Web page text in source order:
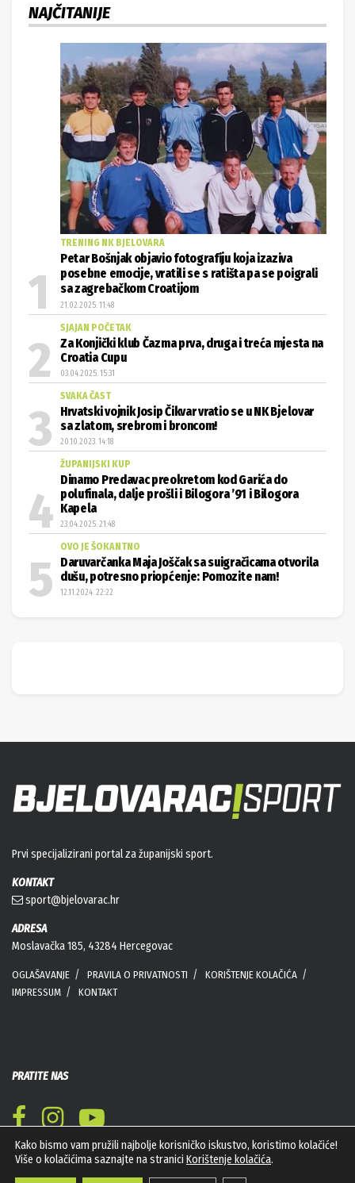
NAJČITANIJE
TRENING NK BJELOVARA
Petar Bošnjak objavio fotografiju koja izaziva
posebne emocije, vratili se s ratišta pa se poigrali
sa zagrebačkom Croatijom
21.02.2025. 11:48
SJAJAN POČETAK
Za Konjički klub Čazma prva, druga i treća mjesta na
Croatia Cupu
03.04.2025. 15:31
SVAKA ČAST
Hrvatski vojnik Josip Čikvar vratio se u NK Bjelovar
sa zlatom, srebrom i broncom!
20.10.2023. 14:18
ŽUPANIJSKI KUP
Dinamo Predavac preokretom kod Garića do
polufinala, dalje prošli i Bilogora ’91 i Bilogora
Kapela
23.04.2025. 21:48
OVO JE ŠOKANTNO
Daruvarčanka Maja Joščak sa suigračicama otvorila
dušu, potresno priopćenje: Pomozite nam!
12.11.2024. 22:22
Prvi specijalizirani portal za županijski sport.
KONTAKT
sport@bjelovarac.hr
ADRESA
Moslavačka 185, 43284 Hercegovac
OGLAŠAVANJE PRAVILA O PRIVATNOSTI
KORIŠTENJE KOLAČIĆA
IMPRESSUM
KONTAKT
PRATITE NAS
Kako bismo vam pružili najbolje korisničko iskustvo, koristimo kolačiće!
Više o kolačićima saznajte na stranici Korištenje kolačića.